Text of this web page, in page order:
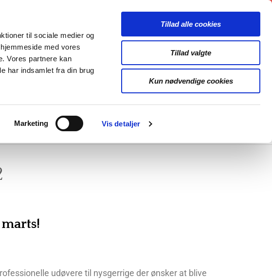
til sociale medier og
med vores
Vores partnere kan
har indsamlet fra din brug
Marketing Vis detaljer
Tillad alle cookies
Tillad valgte
Kun nødvendige cookies
PROJEKTER
FORMIDLINGSTELT
LINKS
GENEREL INFO
udøvere til nysgerrige der ønsker at blive